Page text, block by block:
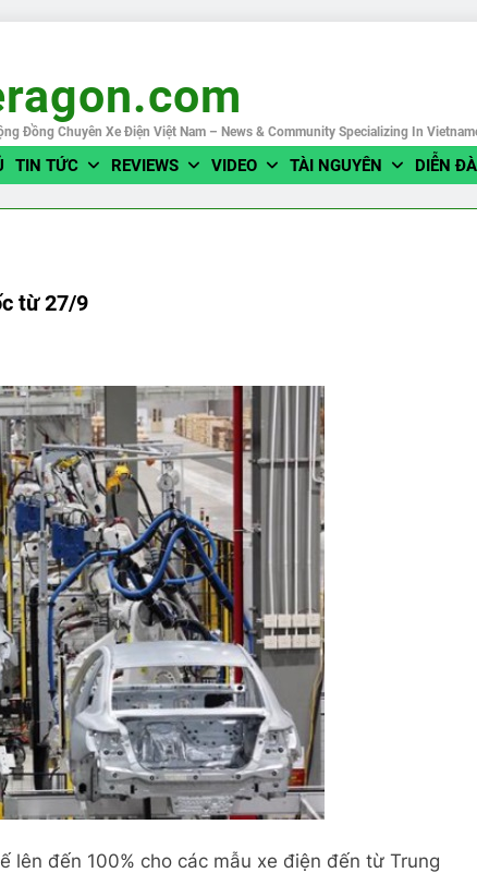
Đồng Chuyên Xe Điện Việt Nam – News & Community Specializing In
TIN TỨC REVIEWS VIDEO TÀI NGUYÊN DIỄN
từ 27/9
lên đến 100% cho các mẫu xe điện đến từ Trung